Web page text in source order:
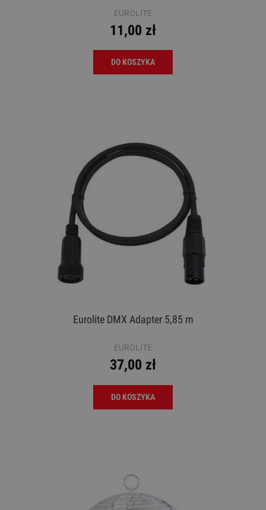
EUROLITE
11,00 zł
DO KOSZYKA
Eurolite DMX Adapter 5,85 m
EUROLITE
37,00 zł
DO KOSZYKA